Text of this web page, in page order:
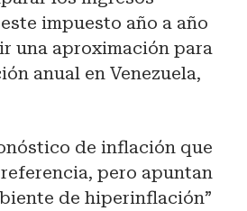
impuesto año a año
una aproximación para
anual en Venezuela,
de inflación que
pero apuntan
de hiperinflación”